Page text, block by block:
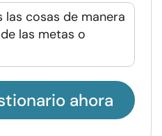
las cosas de manera
las metas o
ahora